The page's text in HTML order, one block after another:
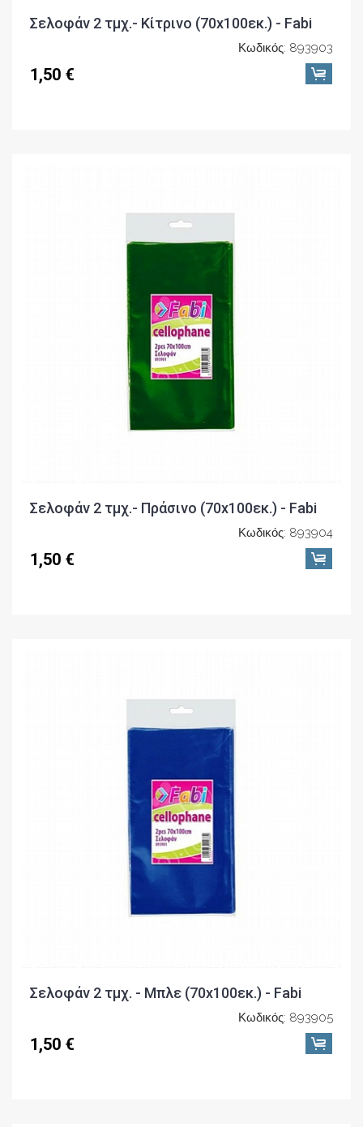
Σελοφάν 2 τμχ.- Κίτρινο (70x100εκ.) - Fabi
Κωδικός: 893903
1,50 €
Σελοφάν 2 τμχ.- Πράσινο (70x100εκ.) - Fabi
Κωδικός: 893904
1,50 €
Σελοφάν 2 τμχ. - Μπλε (70x100εκ.) - Fabi
Κωδικός: 893905
1,50 €